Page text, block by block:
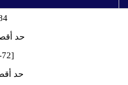
حد أقصى
[68-72]
حد